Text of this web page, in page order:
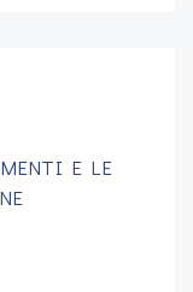
E LE